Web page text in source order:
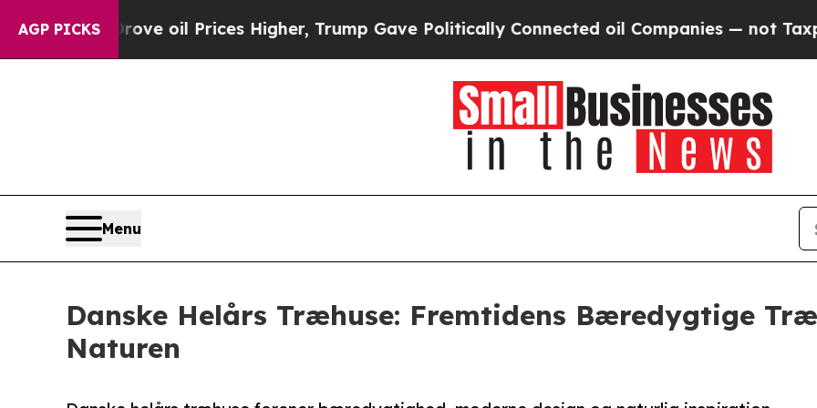
AGP PICKS
oil Prices Higher, Trump Gave Politically Connected oil Companies — not Taxpayers — the
Menu
Danske Helårs Træhuse: Fremtidens Bæredygtige
Naturen